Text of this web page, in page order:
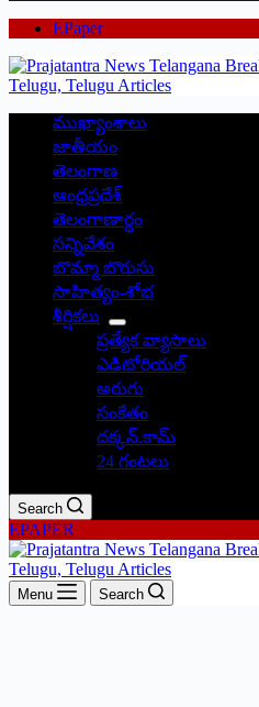
EPaper
ముఖ్యాంశాలు
జాతీయం
తెలంగాణ
ఆంధ్రప్రదేశ్
తెలంగాణార్థం
సన్నివేశం
బొమ్మా బొరుసు
సాహిత్యం-శోభ
శీర్షికలు
ప్రత్యేక వ్యాసాలు
ఎడిటోరియల్
అరుగు
సంకేతం
దక్కన్.కామ్
24 గంటలు
Search
EPAPER
Menu Search